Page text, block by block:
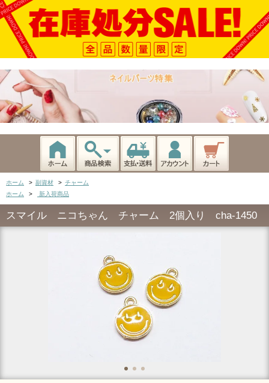
ホーム > 副資材 > チャーム
ホーム
> 新入荷商品
スマイル ニコちゃん チャーム 2個入り cha-1450